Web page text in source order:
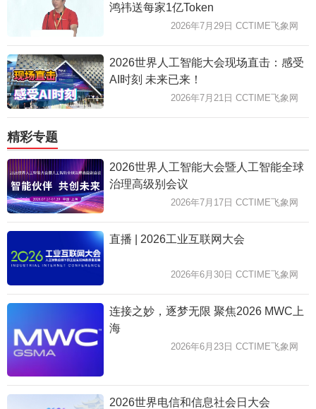
鸿祎送每家1亿Token
2026年7月29日 CCTIME飞象网
2026世界人工智能大会现场直击：感受
AI时刻 未来已来！
2026年7月21日 CCTIME飞象网
精彩专题
2026世界人工智能大会暨人工智能全球
治理高级别会议
2026年7月17日 CCTIME飞象网
直播 | 2026工业互联网大会
2026年6月30日 CCTIME飞象网
连接之妙，逐梦无限 聚焦2026 MWC上
海
2026年6月23日 CCTIME飞象网
2026世界电信和信息社会日大会